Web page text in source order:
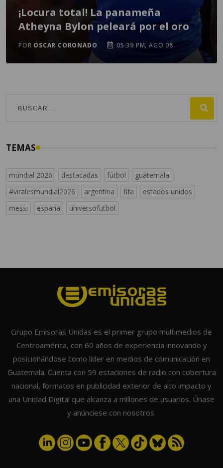
¡Locura total! La panameña
Atheyna Bylon peleará por el oro
POR OSCAR CORONADO 05:39 PM, AGO 08
TEMAS
mundial 2026 destacadas fútbol
guatemala
#viralesmundial2026
argentina fifa
estados unidos
messi
españa universofutbol
Grupo Emisoras Unidas es el primer grupo multimedios de
Centroamérica, con 60 años de experiencia innovando y
posicionándose como líder en medios de comunicación en
Guatemala. Cuenta con 59 estaciones de radio con cobertura
nacional, formatos en publicidad exterior de alto impacto y
una Unidad Digital que alcanza a millones de usuarios. Únase
y anúnciese con nosotros.